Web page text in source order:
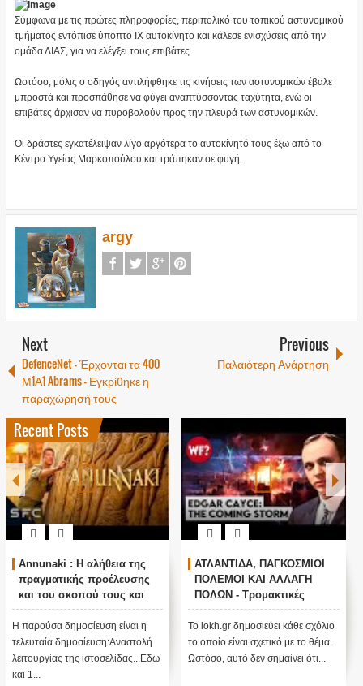
Σύμφωνα με τις πρώτες πληροφορίες, περιπολικό του τοπικού αστυνομικού
τμήματος εντόπισε ύποπτο ΙΧ αυτοκίνητο και κάλεσε ενισχύσεις από την
ομάδα ΔΙΑΣ, για να ελέγξει τους επιβάτες.
Ωστόσο, μόλις ο οδηγός αντιλήφθηκε τις κινήσεις των αστυνομικών έβαλε
μπροστά και προσπάθησε να φύγει αναπτύσσοντας ταχύτητα, ενώ οι
επιβάτες άρχισαν να πυροβολούν προς την πλευρά των αστυνομικών.
Οι δράστες εγκατέλειψαν λίγο αργότερα το αυτοκίνητό τους έξω από το
Κέντρο Υγείας Μαρκοπούλου και τράπηκαν σε φυγή.
argy
Next
DefenceNet - Έρχονται τα 400
Μ1Α1 Abrams - Εγκρίθηκε η
παραχώρησή τους
Previous
Παλαιότερη Ανάρτηση
Recent Posts
Annunaki : Η αλήθεια της
πραγματικής προέλευσης
και του σκοπού τους και
αναστολή λειτουργίας μας
....
Η παρούσα δημοσίευση είναι η
τελευταία δημοσίευση:Αναστολή
λειτουργίας της ιστοσελίδας...Εδώ
και 1...
ΑΤΛΑΝΤΙΔΑ, ΠΑΓΚΟΣΜΙΟΙ
ΠΟΛΕΜΟΙ ΚΑΙ ΑΛΛΑΓΗ
ΠΟΛΩΝ - Τρομακτικές
προβλέψεις του Edgar
Cayce (Video)
Το iokh.gr δημοσιεύει κάθε σχόλιο
το οποίο είναι σχετικό με το θέμα.
Ωστόσο, αυτό δεν σημαίνει ότι...